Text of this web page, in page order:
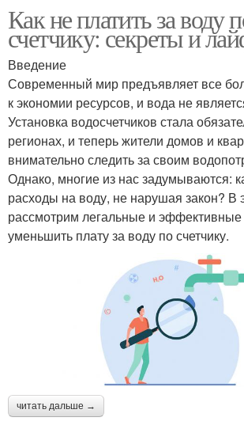
Как не платить за воду
счетчику: секреты и
Введение
Современный мир предъявляет все
к экономии ресурсов, и вода не
Установка водосчетчиков стала
регионах, и теперь жители домов и
внимательно следить за своим
Однако, многие из нас задумываются:
расходы на воду, не нарушая закон? В
рассмотрим легальные и
уменьшить плату за воду по счетчику.
читать дальше →